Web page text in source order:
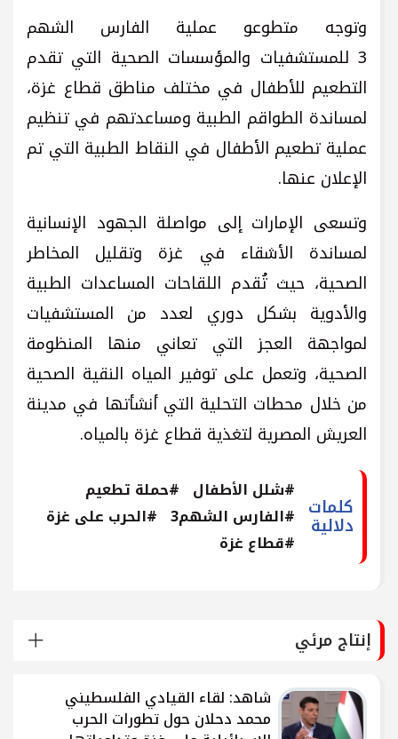
وتوجه متطوعو عملية الفارس الشهم
3 للمستشفيات والمؤسسات الصحية التي تقدم
التطعيم للأطفال في مختلف مناطق قطاع غزة،
لمساندة الطواقم الطبية ومساعدتهم في تنظيم
عملية تطعيم الأطفال في النقاط الطبية التي تم
الإعلان عنها.
وتسعى الإمارات إلى مواصلة الجهود الإنسانية
لمساندة الأشقاء في غزة وتقليل المخاطر
الصحية، حيث تُقدم اللقاحات المساعدات الطبية
والأدوية بشكل دوري لعدد من المستشفيات
لمواجهة العجز التي تعاني منها المنظومة
الصحية، وتعمل على توفير المياه النقية الصحية
من خلال محطات التحلية التي أنشأتها في مدينة
العريش المصرية لتغذية قطاع غزة بالمياه.
كلمات
دلالية
#شلل الأطفال #حملة تطعيم
#الفارس الشهم3
#الحرب على غزة
#قطاع غزة
إنتاج مرئي
شاهد: لقاء القيادي الفلسطيني
محمد دحلان حول تطورات الحرب